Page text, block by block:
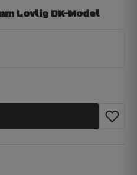
Lovlig DK-Model